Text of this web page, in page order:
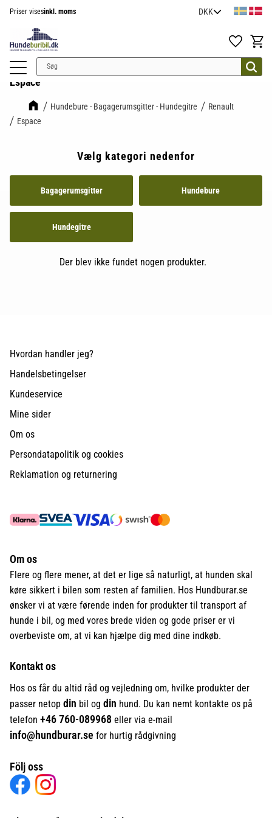
Priser visesinkl. moms
Favoritter
Espace
Hundebure - Bagagerumsgitter - Hundegitre
Renault
Espace
Vælg kategori nedenfor
Bagagerumsgitter Hundebure
Hundegitre
Der blev ikke fundet nogen produkter.
Hvordan handler jeg?
Handelsbetingelser
Kundeservice
Mine sider
Om os
Persondatapolitik og cookies
Reklamation og returnering
Om os
Flere og flere mener, at det er lige så naturligt, at hunden skal
køre sikkert i bilen som resten af familien. Hos Hundburar.se
ønsker vi at være førende inden for produkter til transport af
hunde i bil, og med vores brede viden og gode priser er vi
overbeviste om, at vi kan hjælpe dig med dine indkøb.
Kontakt os
Hos os får du altid råd og vejledning om, hvilke produkter der
passer netop din bil og din hund. Du kan nemt kontakte os på
telefon +46760-089968 eller via e-mail
info@hundburar.se for hurtig rådgivning
Följ oss